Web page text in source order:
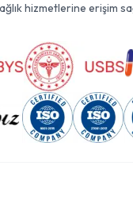
hizmetlerine erişim